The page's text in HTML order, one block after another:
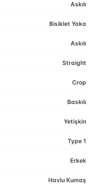
Askılı
Bisiklet Yaka
Askılı
Straight
Crop
Baskılı
Yetişkin
Type 1
Erkek
Havlu Kumaş